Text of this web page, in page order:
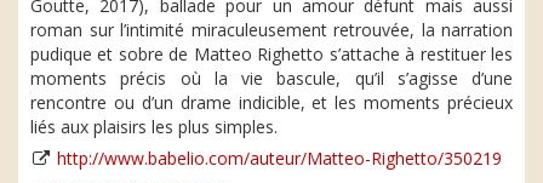
Goutte, 2017), ballade pour un amour défunt mais aussi
roman sur l’intimité miraculeusement retrouvée, la narration
pudique et sobre de Matteo Righetto s’attache à restituer les
moments précis où la vie bascule, qu’il s’agisse d’une
rencontre ou d’un drame indicible, et les moments précieux
liés aux plaisirs les plus simples.
http://www.babelio.com/auteur/Matteo-Righetto/350219